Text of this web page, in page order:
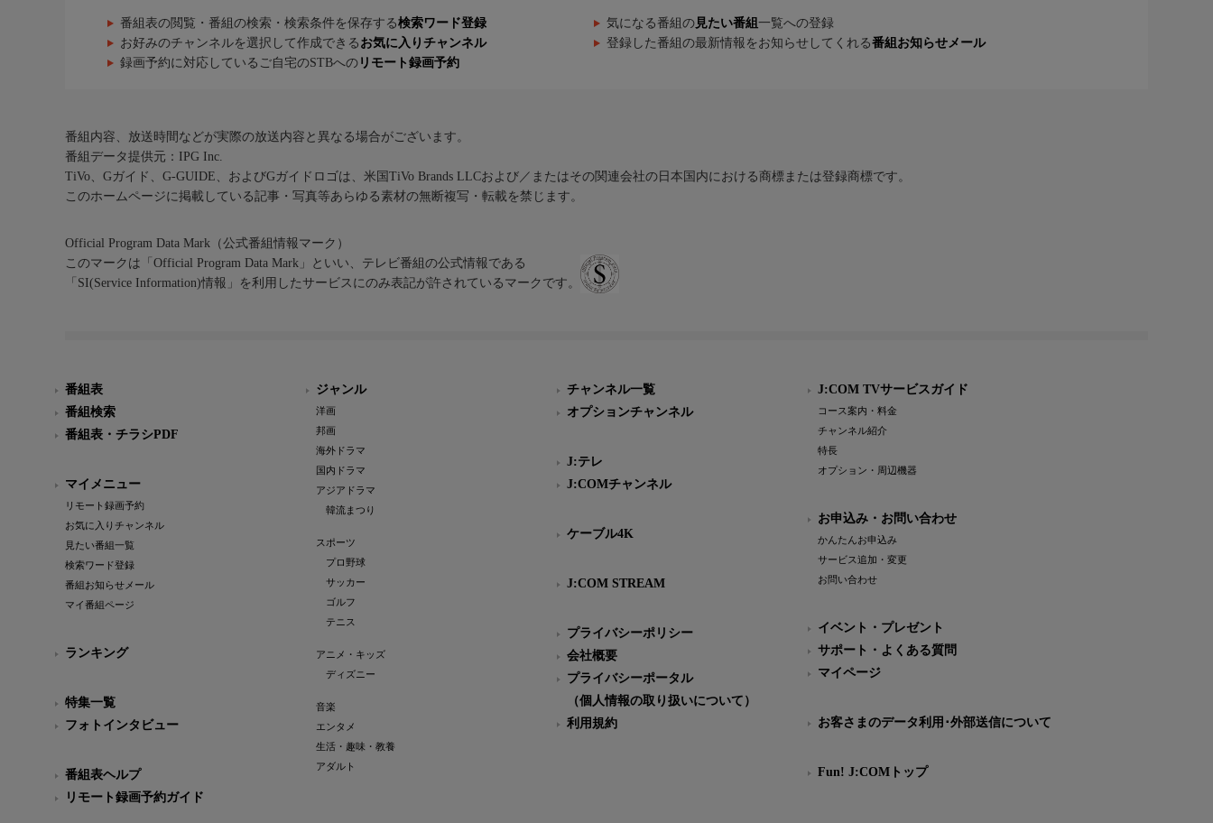
番組表の閲覧・番組の検索・検索条件を保存する検索ワード登録 気になる番組の 見たい番組 一覧への登録
お好みのチャンネルを選択して作成できる お気に入りチャンネル 登録した番組の最新情報をお知らせしてくれる番組お知らせメール
録画予約に対応しているご自宅のSTBへの リモート録画予約
番組内容、放送時間などが実際の放送内容と異なる場合がございます。
番組データ提供元：IPG Inc.
TiVo、Gガイド、G-GUIDE、およびGガイドロゴは、米国TiVo Brands LLCおよび／またはその関連会社の日本国内における商標または登録商標です。
このホームページに掲載している記事・写真等あらゆる素材の無断複写・転載を禁じます。
Official Program Data Mark（公式番組情報マーク）
このマークは「Official Program Data Mark」といい、テレビ番組の公式情報である
「SI(Service Information)情報」を利用したサービスにのみ表記が許されているマークです。
番組表
番組検索
番組表・チラシPDF
マイメニュー
リモート録画予約
お気に入りチャンネル
見たい番組一覧
検索ワード登録
番組お知らせメール
マイ番組ページ
ランキング
特集一覧
フォトインタビュー
番組表ヘルプ
リモート録画予約ガイド
ジャンル
洋画
邦画
海外ドラマ
国内ドラマ
アジアドラマ
韓流まつり
スポーツ
プロ野球
サッカー
ゴルフ
テニス
アニメ・キッズ
ディズニー
音楽
エンタメ
生活・趣味・教養
アダルト
チャンネル一覧
オプションチャンネル
J:テレ
J:COMチャンネル
ケーブル4K
J:COM STREAM
プライバシーポリシー
会社概要
プライバシーポータル
（個人情報の取り扱いについて）
利用規約
J:COM TVサービスガイド
コース案内・料金
チャンネル紹介
特長
オプション・周辺機器
お申込み・お問い合わせ
かんたんお申込み
サービス追加・変更
お問い合わせ
イベント・プレゼント
サポート・よくある質問
マイページ
お客さまのデータ利用･外部送信について
Fun! J:COMトップ